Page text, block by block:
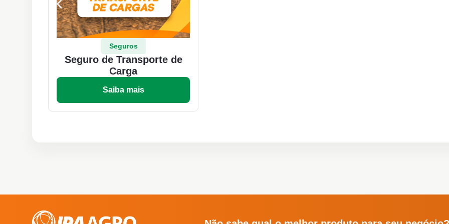
Seguros
Seguro de Transporte de
Carga
Saiba mais